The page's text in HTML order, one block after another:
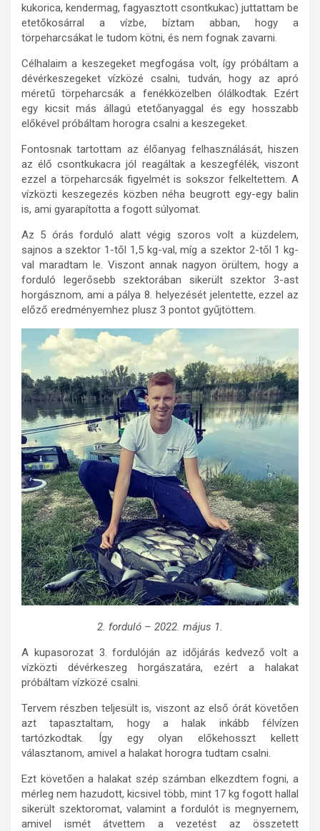
kukorica, kendermag, fagyasztott csontkukac) juttattam be
etetőkosárral a vízbe, bíztam abban, hogy a
törpeharcsákat le tudom kötni, és nem fognak zavarni.
Célhalaim a keszegeket megfogása volt, így próbáltam a
dévérkeszegeket vízközé csalni, tudván, hogy az apró
méretű törpeharcsák a fenékközelben ólálkodtak. Ezért
egy kicsit más állagú etetőanyaggal és egy hosszabb
előkével próbáltam horogra csalni a keszegeket.
Fontosnak tartottam az élőanyag felhasználását, hiszen
az élő csontkukacra jól reagáltak a keszegfélék, viszont
ezzel a törpeharcsák figyelmét is sokszor felkeltettem. A
vízközti keszegezés közben néha beugrott egy-egy balin
is, ami gyarapította a fogott súlyomat.
Az 5 órás forduló alatt végig szoros volt a küzdelem,
sajnos a szektor 1-től 1,5 kg-val, míg a szektor 2-től 1 kg-
val maradtam le. Viszont annak nagyon örültem, hogy a
forduló legerősebb szektorában sikerült szektor 3-ast
horgásznom, ami a pálya 8. helyezését jelentette, ezzel az
előző eredményemhez plusz 3 pontot gyűjtöttem.
2. forduló – 2022. május 1.
A kupasorozat 3. fordulóján az időjárás kedvező volt a
vízközti dévérkeszeg horgászatára, ezért a halakat
próbáltam vízközé csalni.
Tervem részben teljesült is, viszont az első órát követően
azt tapasztaltam, hogy a halak inkább félvízen
tartózkodtak. Így egy olyan előkehosszt kellett
választanom, amivel a halakat horogra tudtam csalni.
Ezt követően a halakat szép számban elkezdtem fogni, a
mérleg nem hazudott, kicsivel több, mint 17 kg fogott hallal
sikerült szektoromat, valamint a fordulót is megnyernem,
amivel ismét átvettem a vezetést az összetett